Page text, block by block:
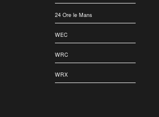
24 Ore le Mans
WEC
WRC
WRX